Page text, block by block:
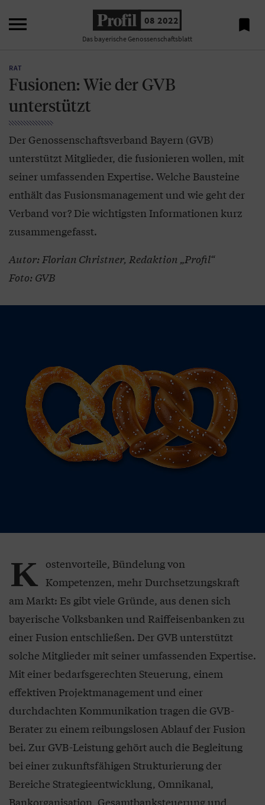
 08 2022
Das bayerische Genossenschaftsblatt

RAT
Fusionen: Wie der GVB
unterstützt
Der Genossenschaftsverband Bayern (GVB)
unterstützt Mitglieder, die fusionieren wollen, mit
seiner umfassenden Expertise. Welche Bausteine
enthält das Fusionsmanagement und wie geht der
Verband vor? Die wichtigsten Informationen kurz
zusammengefasst.
Autor: Florian Christner, Redaktion „Profil“
Foto: GVB
K ostenvorteile, Bündelung von
Kompetenzen, mehr Durchsetzungskraft
am Markt: Es gibt viele Gründe, aus denen sich
bayerische Volksbanken und Raiffeisenbanken zu
einer Fusion entschließen. Der GVB unterstützt
solche Mitglieder mit seiner umfassenden Expertise.
Mit einer bedarfsgerechten Steuerung, einem
effektiven Projektmanagement und einer
durchdachten Kommunikation tragen die GVB-
Berater zu einem reibungslosen Ablauf der Fusion
bei. Zur GVB-Leistung gehört auch die Begleitung
bei einer zukunftsfähigen Strukturierung der
Bereiche Strategieentwicklung, Omnikanal,
Bankorganisation, Gesamtbanksteuerung und